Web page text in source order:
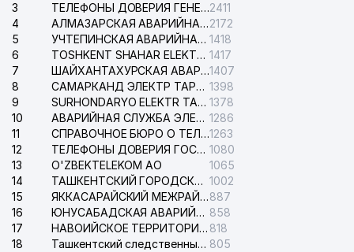
3 ТЕЛЕФОНЫ ДОВЕРИЯ ГЕНЕРАЛЬНОЙ ПРОКУРАТУРЫ РЕСПУБЛИКИ УЗБЕКИСТАН2411
4
АЛМАЗАРСКАЯ АВАРИЙНАЯ СЛУЖБА ЭЛЕКТРОСЕТИ2172
5
УЧТЕПИНСКАЯ АВАРИЙНАЯ СЛУЖБА ЭЛЕКТРОСЕТИ 1418
6
TOSHKENT SHAHAR ELEKTR TARMOQLARI KORXONASI АО 1417
7
ШАЙХАНТАХУРСКАЯ АВАРИЙНАЯ СЛУЖБА ЭЛЕКТРОСЕТИ1407
8
САМАРКАНД ЭЛЕКТР ТАРМОКЛАРИ АО 1398
9
SURHONDARYO ELEKTR TARMOKLARI АО 1378
10
АВАРИЙНАЯ СЛУЖБА ЭЛЕКТРОСЕТИ ТАШКЕНТСКОГО РАЙОНА 1286
11
СПРАВОЧНОЕ БЮРО О ТЕЛЕФОНАХ ОРГАНИЗАЦИЙ г. ТАШКЕНТА1263
12
ТЕЛЕФОНЫ ДОВЕРИЯ ГОСУДАРСТВЕННОГО ЦЕНТРА ТЕСТИРОВАНИЯ 1080
13
O'ZBEKTELEKOM АО
1065
14
ТАШКЕНТСКИЙ ГОРОДСКОЙ СУД ПО ГРАЖДАНСКИМ ДЕЛАМ 1002
15
ЯККАСАРАЙСКИЙ МЕЖРАЙОННЫЙ СУД ПО ГРАЖДАНСКИМ ДЕЛАМ887
16
ЮНУСАБАДСКАЯ АВАРИЙНАЯ СЛУЖБА ЭЛЕКТРОСЕТИ 858
17
НАВОИЙСКОЕ ТЕРРИТОРИАЛЬНОЕ ПРЕДПРИЯТИЕ ЭЛЕКТРОСЕТИ АО 818
18
Ташкентский следственный изолятор 805